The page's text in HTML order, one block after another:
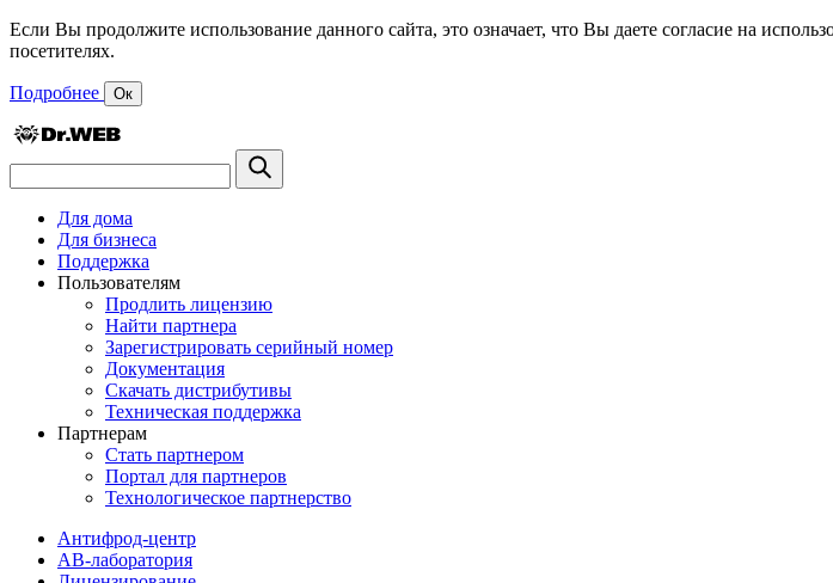
Если Вы продолжите использование данного сайта, это означает, что Вы даете согласие на
посетителях.
Подробнее Ок
Для дома
Для бизнеса
Поддержка
Пользователям
Продлить лицензию
Найти партнера
Зарегистрировать серийный номер
Документация
Скачать дистрибутивы
Техническая поддержка
Партнерам
Стать партнером
Портал для партнеров
Технологическое партнерство
Антифрод-центр
АВ-лаборатория